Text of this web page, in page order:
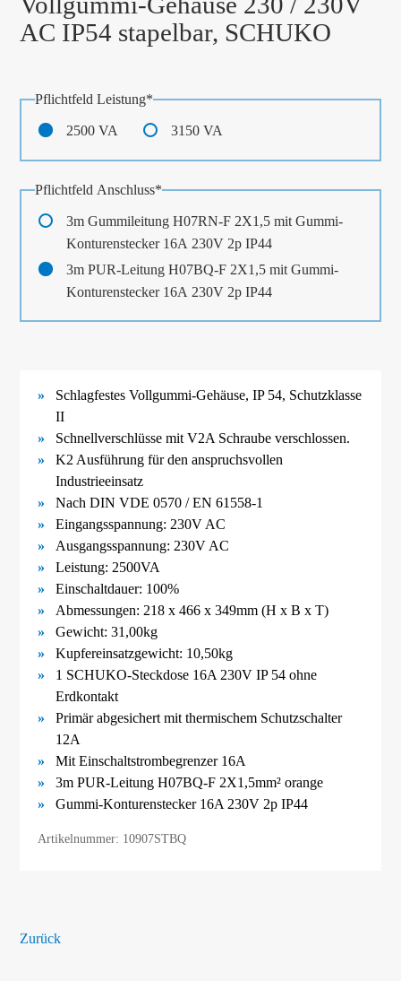
AC IP54 stapelbar, SCHUKO
PflichtfeldLeistung*
2500 VA 3150 VA
Pflichtfeld Anschluss*
3m Gummileitung H07RN-F 2X1,5 mit Gummi-
Konturenstecker 16A 230V 2p IP44
3m PUR-Leitung H07BQ-F 2X1,5 mit Gummi-
Konturenstecker 16A 230V 2p IP44
Schlagfestes Vollgummi-Gehäuse, IP 54, Schutzklasse
II
Schnellverschlüsse mit V2A Schraube verschlossen.
K2 Ausführung für den anspruchsvollen
Industrieeinsatz
Nach DIN VDE 0570 / EN 61558-1
Eingangsspannung: 230V AC
Ausgangsspannung: 230V AC
Leistung: 2500VA
Einschaltdauer: 100%
Abmessungen: 218 x 466 x 349mm (H x B x T)
Gewicht: 31,00kg
Kupfereinsatzgewicht: 10,50kg
1 SCHUKO-Steckdose 16A 230V IP 54 ohne
Erdkontakt
Primär abgesichert mit thermischem Schutzschalter
12A
Mit Einschaltstrombegrenzer 16A
3m PUR-Leitung H07BQ-F 2X1,5mm² orange
Gummi-Konturenstecker 16A 230V 2p IP44
Artikelnummer: 10907STBQ
Zurück